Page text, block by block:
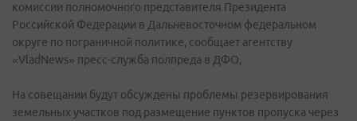
комиссии полномочного представителя Президента
Российской Федерации в Дальневосточном федеральном
округе по пограничной политике, сообщает агентству
«VladNews» пресс-служба полпреда в ДФО,
На совещании будут обсуждены проблемы резервирования
земельных участков под размещение пунктов пропуска через